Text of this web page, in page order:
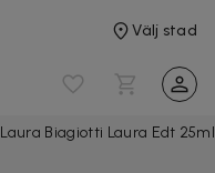
Välj stad
Laura Biagiotti Laura Edt 25ml